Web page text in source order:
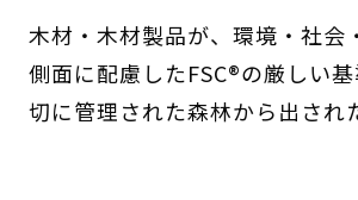
木材・木材製品が、環境・社会
側面に配慮したFSC®の厳しい
切に管理された森林から出され